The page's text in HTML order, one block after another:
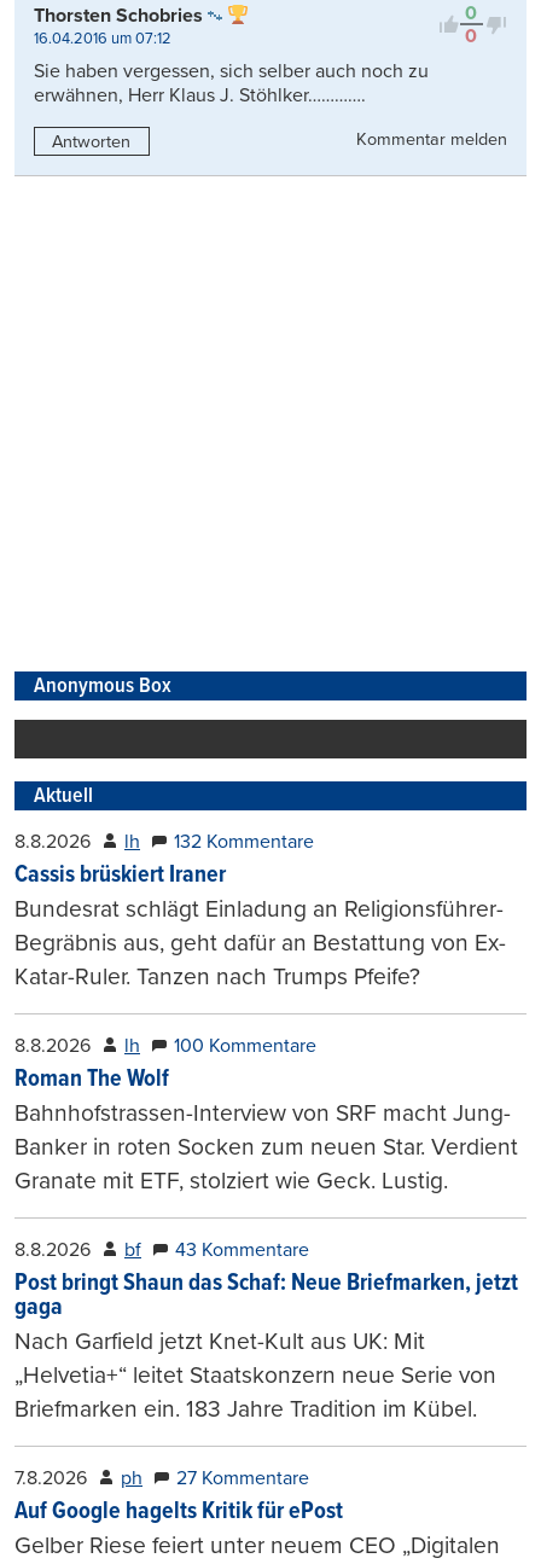
0
0
Thorsten Schobries
16.04.2016 um 07:12
Sie haben vergessen, sich selber auch noch zu
erwähnen, Herr Klaus J. Stöhlker………….
Antworten Kommentar melden
Anonymous Box
Aktuell
8.8.2026 lh 132 Kommentare
Cassis brüskiert Iraner
Bundesrat schlägt Einladung an Religionsführer-
Begräbnis aus, geht dafür an Bestattung von Ex-
Katar-Ruler. Tanzen nach Trumps Pfeife?
8.8.2026 lh 100 Kommentare
Roman The Wolf
Bahnhofstrassen-Interview von SRF macht Jung-
Banker in roten Socken zum neuen Star. Verdient
Granate mit ETF, stolziert wie Geck. Lustig.
8.8.2026 bf 43 Kommentare
Post bringt Shaun das Schaf: Neue Briefmarken, jetzt
gaga
Nach Garfield jetzt Knet-Kult aus UK: Mit
„Helvetia+“ leitet Staatskonzern neue Serie von
Briefmarken ein. 183 Jahre Tradition im Kübel.
7.8.2026 ph 27 Kommentare
Auf Google hagelts Kritik für ePost
Gelber Riese feiert unter neuem CEO „Digitalen